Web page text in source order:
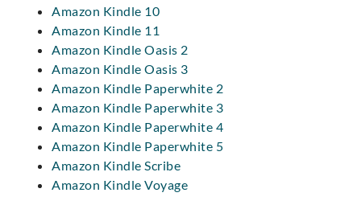
Amazon Kindle 10
Amazon Kindle 11
Amazon Kindle Oasis 2
Amazon Kindle Oasis 3
Amazon Kindle Paperwhite 2
Amazon Kindle Paperwhite 3
Amazon Kindle Paperwhite 4
Amazon Kindle Paperwhite 5
Amazon Kindle Scribe
Amazon Kindle Voyage